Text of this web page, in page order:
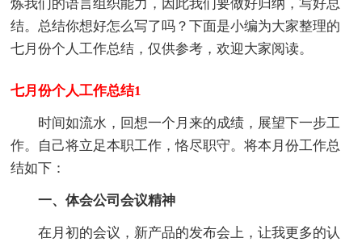
炼我们的语言组织能力，因此我们要做好归纳，写好总
结。总结你想好怎么写了吗？下面是小编为大家整理的
七月份个人工作总结，仅供参考，欢迎大家阅读。
七月份个人工作总结1
时间如流水，回想一个月来的成绩，展望下一步工
作。自己将立足本职工作，恪尽职守。将本月份工作总
结如下：
一、体会公司会议精神
在月初的会议，新产品的发布会上，让我更多的认